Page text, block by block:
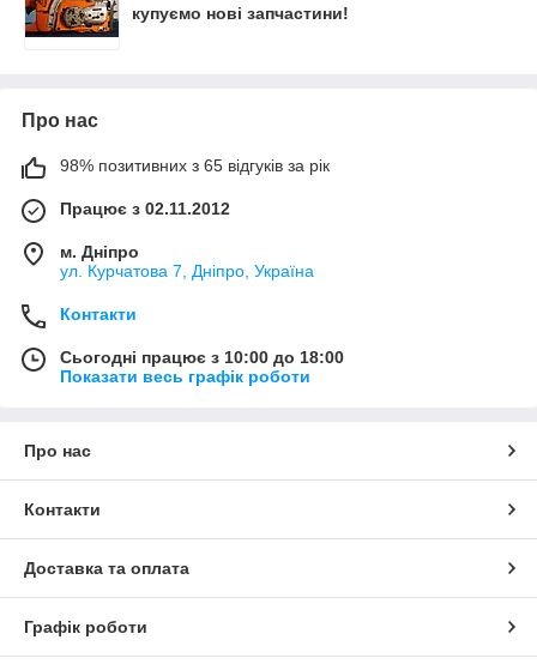
купуємо нові запчастини!
Про нас
98% позитивних з 65 відгуків за рік
Працює з 02.11.2012
м. Дніпро
ул. Курчатова 7, Дніпро, Україна
Контакти
Сьогодні працює з 10:00 до 18:00
Показати весь графік роботи
Про нас
Контакти
Доставка та оплата
Графік роботи